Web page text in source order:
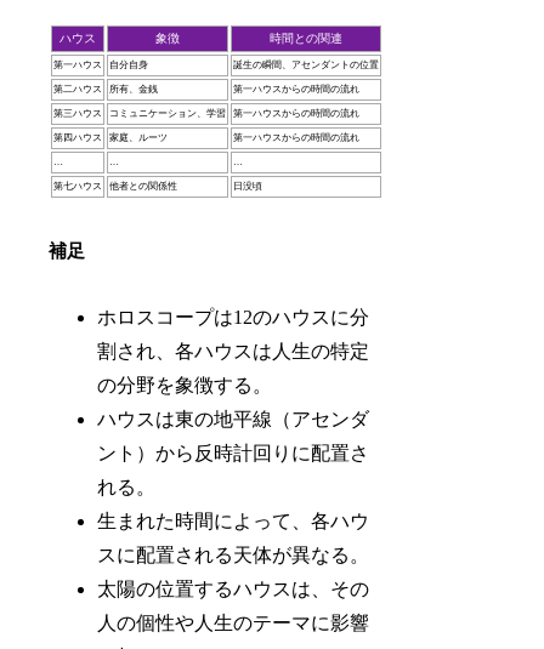
ハウス 象徴 時間との関連
第一ハウス 自分自身 誕生の瞬間、アセンダントの位置
第二ハウス 所有、金銭 第一ハウスからの時間の流れ
第三ハウス コミュニケーション、学習 第一ハウスからの時間の流れ
第四ハウス 家庭、ルーツ 第一ハウスからの時間の流れ
… … …
第七ハウス 他者との関係性 日没頃
補足
ホロスコープは12のハウスに分
割され、各ハウスは人生の特定
の分野を象徴する。
ハウスは東の地平線（アセンダ
ント）から反時計回りに配置さ
れる。
生まれた時間によって、各ハウ
スに配置される天体が異なる。
太陽の位置するハウスは、その
人の個性や人生のテーマに影響